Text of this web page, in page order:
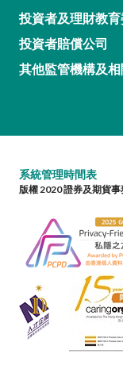
投資者及理財教
投資者賠償公司
其他監管機構及
系統管理時間表
版權 2020 證券及期貨